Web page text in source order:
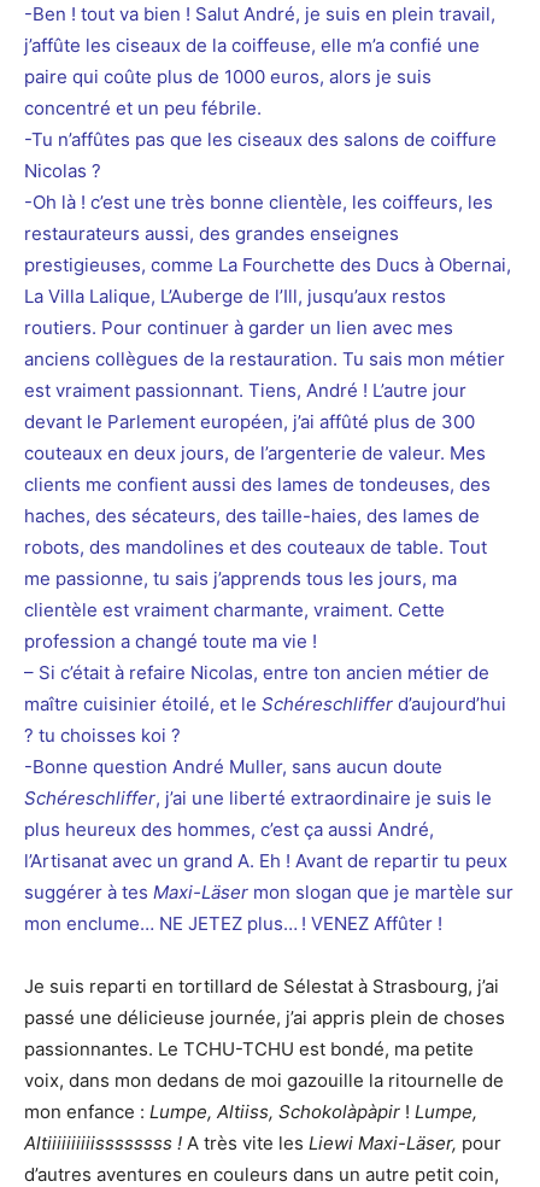
-Ben ! tout va bien ! Salut André, je suis en plein travail,
j’affûte les ciseaux de la coiffeuse, elle m’a confié une
paire qui coûte plus de 1000 euros, alors je suis
concentré et un peu fébrile.
-Tu n’affûtes pas que les ciseaux des salons de coiffure
Nicolas ?
-Oh là ! c’est une très bonne clientèle, les coiffeurs, les
restaurateurs aussi, des grandes enseignes
prestigieuses, comme La Fourchette des Ducs à Obernai,
La Villa Lalique, L’Auberge de l’Ill, jusqu’aux restos
routiers. Pour continuer à garder un lien avec mes
anciens collègues de la restauration. Tu sais mon métier
est vraiment passionnant. Tiens, André ! L’autre jour
devant le Parlement européen, j’ai affûté plus de 300
couteaux en deux jours, de l’argenterie de valeur. Mes
clients me confient aussi des lames de tondeuses, des
haches, des sécateurs, des taille-haies, des lames de
robots, des mandolines et des couteaux de table. Tout
me passionne, tu sais j’apprends tous les jours, ma
clientèle est vraiment charmante, vraiment. Cette
profession a changé toute ma vie !
– Si c’était à refaire Nicolas, entre ton ancien métier de
maître cuisinier étoilé, et le Schéreschliffer d’aujourd’hui
? tu choisses koi ?
-Bonne question André Muller, sans aucun doute
Schéreschliffer, j’ai une liberté extraordinaire je suis le
plus heureux des hommes, c’est ça aussi André,
l’Artisanat avec un grand A. Eh ! Avant de repartir tu peux
suggérer à tes Maxi-Läser mon slogan que je martèle sur
mon enclume… NE JETEZ plus… ! VENEZ Affûter !
Je suis reparti en tortillard de Sélestat à Strasbourg, j’ai
passé une délicieuse journée, j’ai appris plein de choses
passionnantes. Le TCHU-TCHU est bondé, ma petite
voix, dans mon dedans de moi gazouille la ritournelle de
mon enfance : Lumpe, Altiiss, Schokolàpàpir ! Lumpe,
Altiiiiiiiiiissssssss ! A très vite les Liewi Maxi-Läser, pour
d’autres aventures en couleurs dans un autre petit coin,